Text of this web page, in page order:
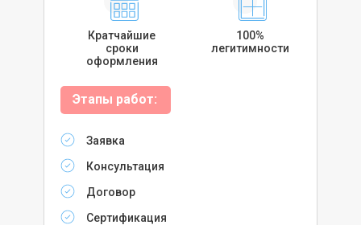
Кратчайшие
сроки
оформления
100%
легитимности
Заявка
Этапы работ:
Консультация
Договор
Сертификация